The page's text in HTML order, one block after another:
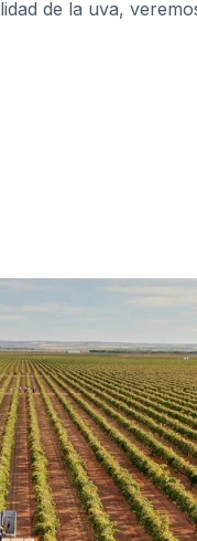
de la uva,